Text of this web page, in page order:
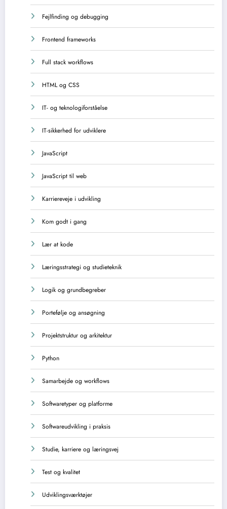
Fejlfinding og debugging
Frontend frameworks
Full stack workflows
HTML og CSS
IT- og teknologiforståelse
IT-sikkerhed for udviklere
JavaScript
JavaScript til web
Karriereveje i udvikling
Kom godt i gang
Lær at kode
Læringsstrategi og studieteknik
Logik og grundbegreber
Portefølje og ansøgning
Projektstruktur og arkitektur
Python
Samarbejde og workflows
Softwaretyper og platforme
Softwareudvikling i praksis
Studie, karriere og læringsvej
Test og kvalitet
Udviklingsværktøjer